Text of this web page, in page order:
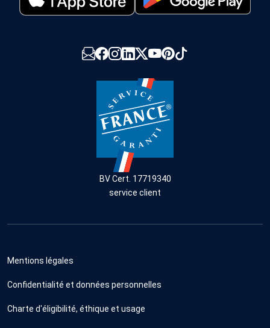
BV Cert. 17719340
service client
Mentions légales
Confidentialité et données personnelles
Charte d'éligibilité, éthique et usage